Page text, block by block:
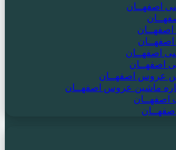
اصفهــان
اصفهــان
اصفهــان
عروس اصفهــان
ماشین عروس اصفهــان
اصفهــان